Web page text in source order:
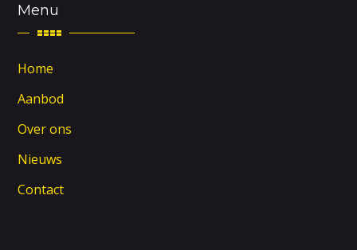
Menu
Home
Aanbod
Over ons
Nieuws
Contact